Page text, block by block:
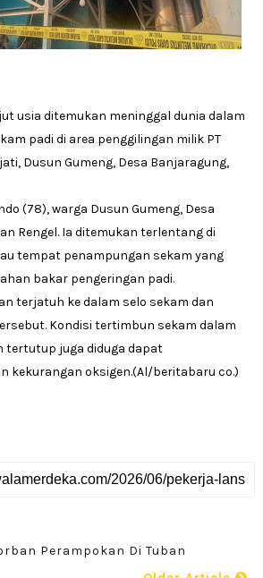
usia ditemukan meninggal dunia dalam
padi di area penggilingan milik PT
Dusun Gumeng, Desa Banjaragung,
(78), warga Dusun Gumeng, Desa
Rengel. Ia ditemukan terlentang di
tempat penampungan sekam yang
bakar pengeringan padi.
terjatuh ke dalam selo sekam dan
Kondisi tertimbun sekam dalam
tertutup juga diduga dapat
kekurangan oksigen.(Al/beritabaru co.)
Perampokan Di Tuban